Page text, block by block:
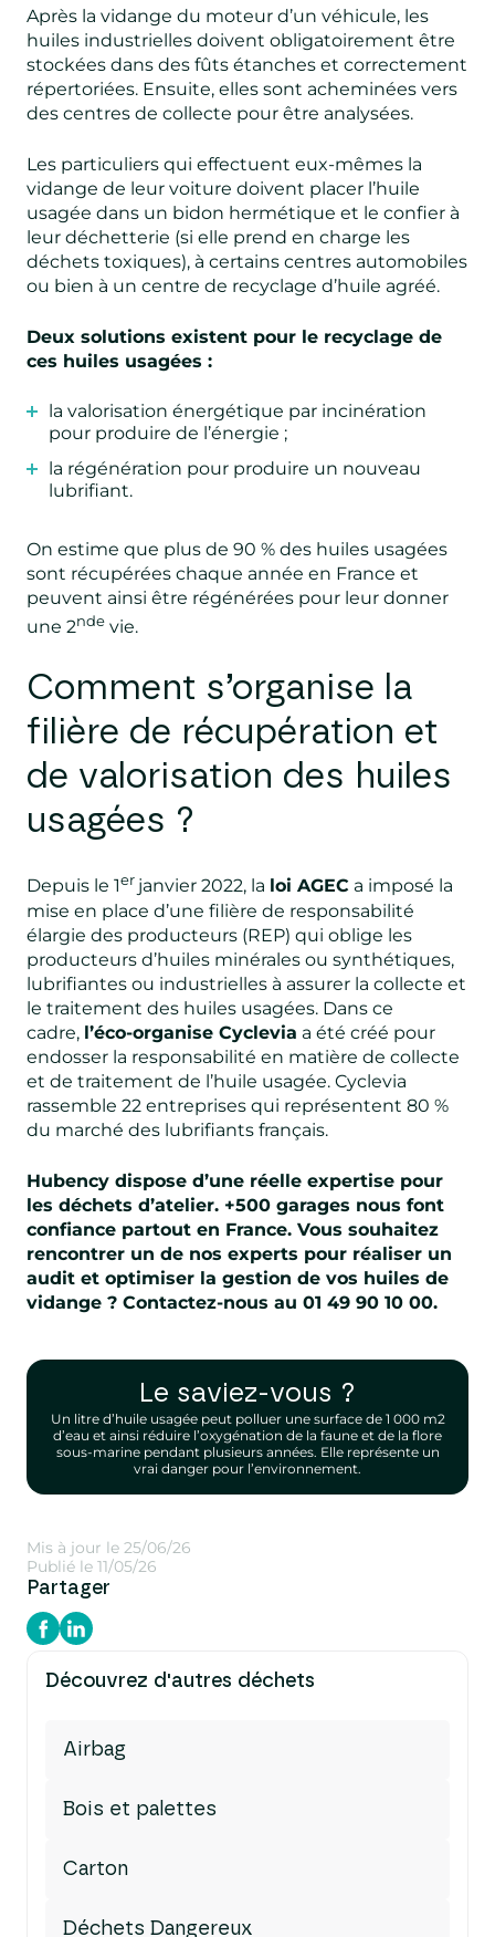
Après la vidange du moteur d’un véhicule, les
huiles industrielles doivent obligatoirement être
stockées dans des fûts étanches et correctement
répertoriées. Ensuite, elles sont acheminées vers
des centres de collecte pour être analysées.
Les particuliers qui effectuent eux-mêmes la
vidange de leur voiture doivent placer l’huile
usagée dans un bidon hermétique et le confier à
leur déchetterie (si elle prend en charge les
déchets toxiques), à certains centres automobiles
ou bien à un centre de recyclage d’huile agréé.
Deux solutions existent pour le recyclage de
ces huiles usagées :
la valorisation énergétique par incinération
pour produire de l’énergie ;
la régénération pour produire un nouveau
lubrifiant.
On estime que plus de 90 % des huiles usagées
sont récupérées chaque année en France et
peuvent ainsi être régénérées pour leur donner
une 2nde vie.
Comment s’organise la
filière de récupération et
de valorisation des huiles
usagées ?
Depuis le 1er janvier 2022, la loi AGEC a imposé la
mise en place d’une filière de responsabilité
élargie des producteurs (REP) qui oblige les
producteurs d’huiles minérales ou synthétiques,
lubrifiantes ou industrielles à assurer la collecte et
le traitement des huiles usagées. Dans ce
cadre, l’éco-organise Cyclevia a été créé pour
endosser la responsabilité en matière de collecte
et de traitement de l’huile usagée. Cyclevia
rassemble 22 entreprises qui représentent 80 %
du marché des lubrifiants français.
Hubency dispose d’une réelle expertise pour
les déchets d’atelier. +500 garages nous font
confiance partout en France. Vous souhaitez
rencontrer un de nos experts pour réaliser un
audit et optimiser la gestion de vos huiles de
vidange ? Contactez-nous au 01 49 90 10 00.
Le saviez-vous ?
Un litre d’huile usagée peut polluer une surface de 1 000 m2
d’eau et ainsi réduire l’oxygénation de la faune et de la flore
sous-marine pendant plusieurs années. Elle représente un
vrai danger pour l’environnement.
Mis à jour le 25/06/26
Publié le 11/05/26
Partager
Découvrez d'autres déchets
Airbag
Bois et palettes
Carton
Déchets Dangereux